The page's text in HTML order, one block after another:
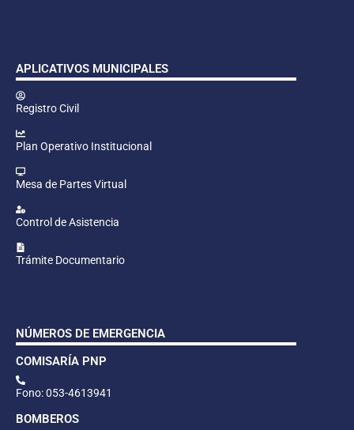
APLICATIVOS MUNICIPALES
Registro Civil
Plan Operativo Institucional
Mesa de Partes Virtual
Control de Asistencia
Trámite Documentario
NÚMEROS DE EMERGENCIA
COMISARÍA PNP
Fono: 053-4613941
BOMBEROS